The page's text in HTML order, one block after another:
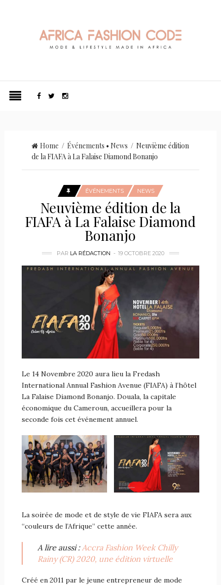
Home / Événements • News / Neuvième édition
de la FIAFA à La Falaise Diamond Bonanjo
ÉVÉNEMENTS NEWS
Neuvième édition de la
FIAFA à La Falaise Diamond
Bonanjo
PAR LA RÉDACTION 19 OCTOBRE 2020
Le 14 Novembre 2020 aura lieu la Fredash
International Annual Fashion Avenue (FIAFA) à l’hôtel
La Falaise Diamond Bonanjo. Douala, la capitale
économique du Cameroun, accueillera pour la
seconde fois cet événement annuel.
La soirée de mode et de style de vie FIAFA sera aux
“couleurs de l’Afrique” cette année.
A lire aussi : Accra Fashion Week Chilly
Rainy (CR) 2020, une édition virtuelle
Créé en 2011 par le jeune entrepreneur de mode